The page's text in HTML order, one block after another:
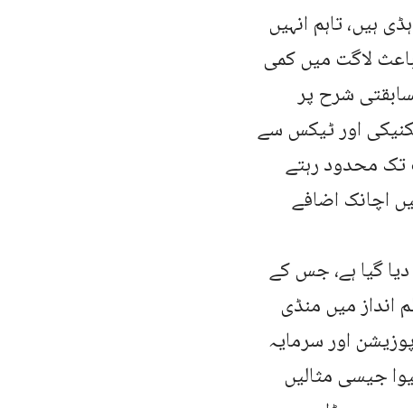
ہیں، تاہم انہیں
لاگت میں کمی
شرح پر
اور ٹیکس سے
محدود رہتے
اچانک اضافے
گیا ہے، جس کے
انداز میں منڈی
اور سرمایہ
جیسی مثالیں